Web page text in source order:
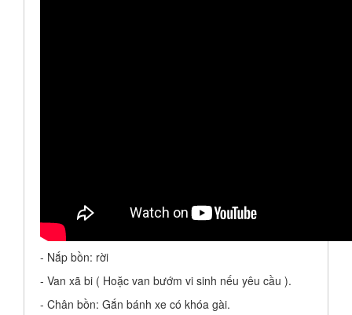
- Nắp bồn: rời
- Van xã bi ( Hoặc van bướm vi sinh nếu yêu cầu ).
- Chân bồn: Gắn bánh xe có khóa gài.